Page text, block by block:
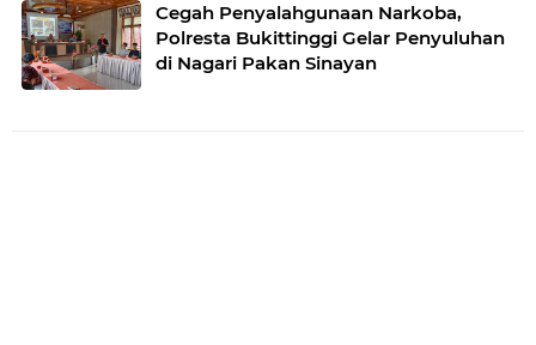
Cegah Penyalahgunaan Narkoba,
Polresta Bukittinggi Gelar Penyuluhan
di Nagari Pakan Sinayan